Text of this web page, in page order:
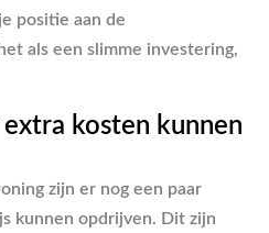
positie aan de
als een slimme investering,
kosten kunnen
zijn er nog een paar
kunnen opdrijven. Dit zijn